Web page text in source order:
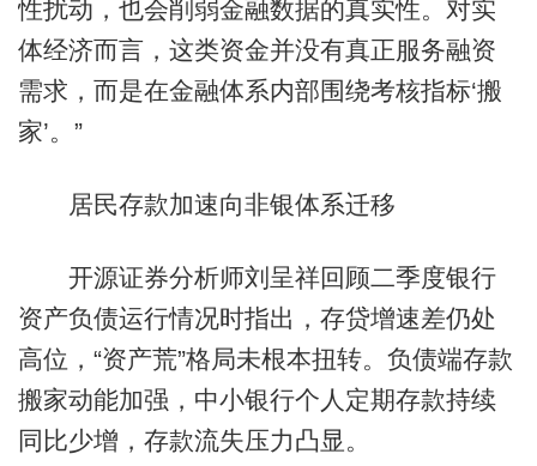
性扰动，也会削弱金融数据的真实性。对实
体经济而言，这类资金并没有真正服务融资
需求，而是在金融体系内部围绕考核指标‘搬
家’。”
居民存款加速向非银体系迁移
开源证券分析师刘呈祥回顾二季度银行
资产负债运行情况时指出，存贷增速差仍处
高位，“资产荒”格局未根本扭转。负债端存款
搬家动能加强，中小银行个人定期存款持续
同比少增，存款流失压力凸显。